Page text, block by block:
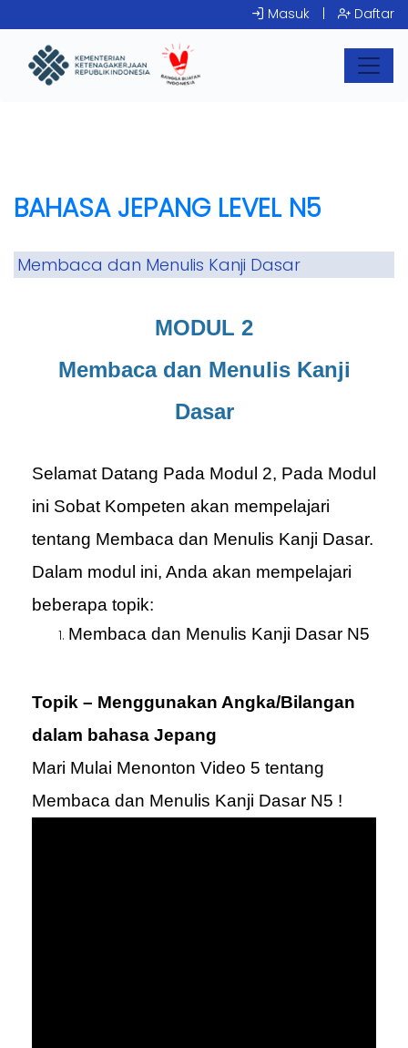
Masuk Daftar
BAHASA JEPANG LEVEL N5
Membaca dan Menulis Kanji Dasar
MODUL 2
Membaca dan Menulis Kanji
Dasar
Selamat Datang Pada Modul 2, Pada Modul
ini Sobat Kompeten akan mempelajari
tentang Membaca dan Menulis Kanji Dasar.
Dalam modul ini, Anda akan mempelajari
beberapa topik:
Membaca dan Menulis Kanji Dasar N5
Topik – Menggunakan Angka/Bilangan
dalam bahasa Jepang
Mari Mulai Menonton Video 5 tentang
Membaca dan Menulis Kanji Dasar N5 !